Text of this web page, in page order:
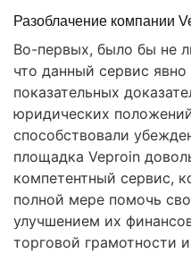
Разоблачение компании
Во-первых, было бы не
что данный сервис
показательных
юридических
способствовали
площадка Veproin
компетентный сервис,
полной мере помочь
улучшением их
торговой грамотности